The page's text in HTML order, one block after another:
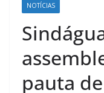
NOTÍCIAS
pauta